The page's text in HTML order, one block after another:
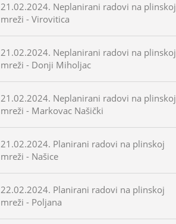
21.02.2024. Neplanirani radovi na plinskoj
mreži - Virovitica
21.02.2024. Neplanirani radovi na plinskoj
mreži - Donji Miholjac
21.02.2024. Neplanirani radovi na plinskoj
mreži - Markovac Našički
21.02.2024. Planirani radovi na plinskoj
mreži - Našice
22.02.2024. Planirani radovi na plinskoj
mreži - Poljana